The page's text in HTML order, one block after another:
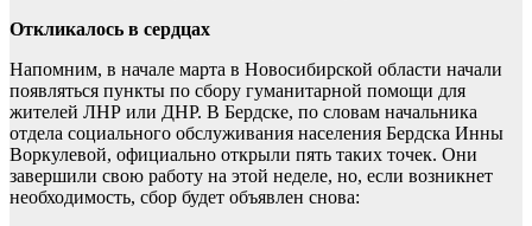
Откликалось в сердцах
Напомним, в начале марта в Новосибирской области начали
появляться пункты по сбору гуманитарной помощи для
жителей ЛНР или ДНР. В Бердске, по словам начальника
отдела социального обслуживания населения Бердска Инны
Воркулевой, официально открыли пять таких точек. Они
завершили свою работу на этой неделе, но, если возникнет
необходимость, сбор будет объявлен снова: